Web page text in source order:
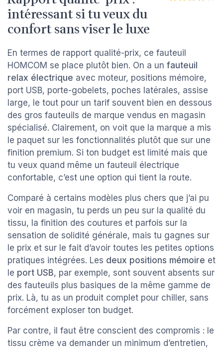
intéressant si tu veux du
confort sans viser le luxe
En termes de rapport qualité-prix, ce fauteuil
HOMCOM se place plutôt bien. On a un fauteuil
relax électrique avec moteur, positions mémoire,
port USB, porte-gobelets, poches latérales, assise
large, le tout pour un tarif souvent bien en dessous
des gros fauteuils de marque vendus en magasin
spécialisé. Clairement, on voit que la marque a mis
le paquet sur les fonctionnalités plutôt que sur une
finition premium. Si ton budget est limité mais que
tu veux quand même un fauteuil électrique
confortable, c’est une option qui tient la route.
Comparé à certains modèles plus chers que j’ai pu
voir en magasin, tu perds un peu sur la qualité du
tissu, la finition des coutures et parfois sur la
sensation de solidité générale, mais tu gagnes sur
le prix et sur le fait d’avoir toutes les petites options
pratiques intégrées. Les deux positions mémoire et
le port USB, par exemple, sont souvent absents sur
des fauteuils plus basiques de la même gamme de
prix. Là, tu as un produit complet pour chiller, sans
forcément exploser ton budget.
Par contre, il faut être conscient des compromis : le
tissu crème va demander un minimum d’entretien,